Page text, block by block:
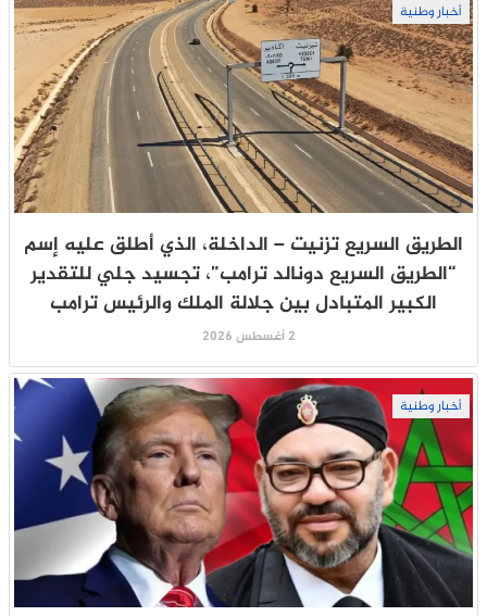
أخبار وطنية
الطريق السريع تزنيت – الداخلة، الذي أطلق عليه إسم
“الطريق السريع دونالد ترامب”، تجسيد جلي للتقدير
الكبير المتبادل بين جلالة الملك والرئيس ترامب
2 أغسطس 2026
أخبار وطنية